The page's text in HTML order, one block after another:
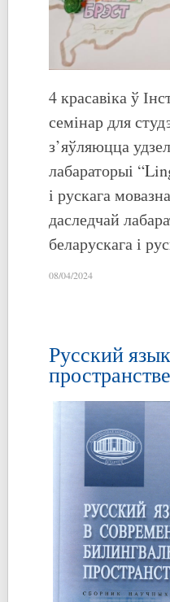
4 красавіка ў
семінар для
з’яўляюцца
лабараторыі
і рускага
даследчай
беларускага і
08/04/2024
Русский